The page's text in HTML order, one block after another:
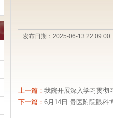
发布日期：2025-06-13
上一篇： 我院开展深入学习贯彻
下一篇： 6月14日 贵医附院眼科